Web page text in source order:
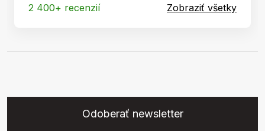
2 400+ recenzií Zobraziť všetky
Odoberať newsletter